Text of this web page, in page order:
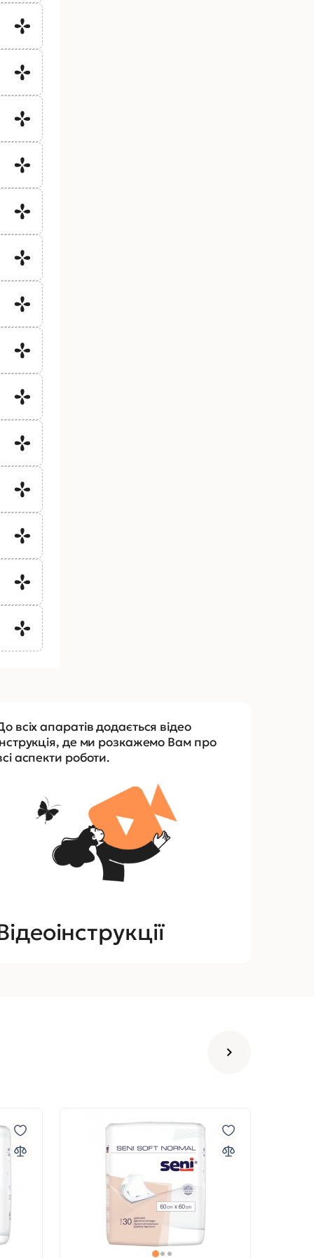
всіх апаратів додається відео
де ми розкажемо Вам про
аспекти роботи.